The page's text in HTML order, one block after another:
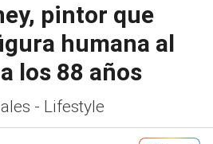
pintor que
humana al
los 88 años
- Lifestyle